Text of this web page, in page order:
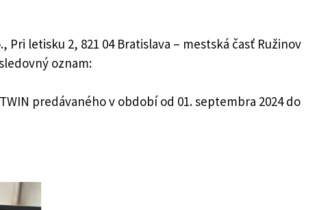
letisku 2, 821 04 Bratislava – mestská časť Ružinov
oznam:
predávaného v období od 01. septembra 2024 do